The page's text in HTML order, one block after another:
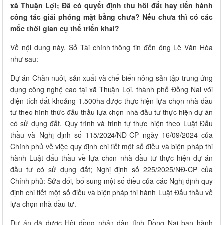
xã Thuận Lợi; Đã có quyết định thu hồi đất hay tiến hành
công tác giải phóng mặt bằng chưa? Nếu chưa thì có các
mốc thời gian cụ thể triển khai?
Về nội dung này, Sở Tài chính thông tin đến ông Lê Văn Hòa
như sau:
Dự án Chăn nuôi, sản xuất và chế biến nông sản tập trung ứng
dụng công nghệ cao tại xã Thuận Lợi, thành phố Đồng Nai với
diện tích đất khoảng 1.500ha được thực hiện lựa chọn nhà đầu
tư theo hình thức đấu thầu lựa chọn nhà đầu tư thực hiện dự án
có sử dụng đất. Quy trình và trình tự thực hiện theo Luật Đấu
thầu và Nghị định số 115/2024/NĐ-CP ngày 16/09/2024 của
Chính phủ về việc quy định chi tiết một số điều và biện pháp thi
hành Luật đấu thầu về lựa chọn nhà đầu tư thực hiện dự án
đầu tư có sử dụng đất; Nghị định số 225/2025/NĐ-CP của
Chính phủ: Sửa đổi, bổ sung một số điều của các Nghị định quy
định chi tiết một số điều và biện pháp thi hành Luật Đấu thầu về
lựa chọn nhà đầu tư.
Dự án đã được Hội đồng nhân dân tỉnh Đồng Nai ban hành